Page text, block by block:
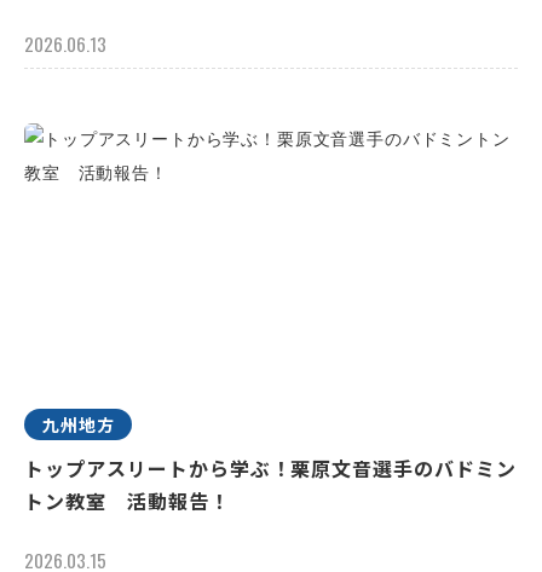
2026.06.13
九州地方
トップアスリートから学ぶ！栗原文音選手のバドミン
トン教室 活動報告！
2026.03.15